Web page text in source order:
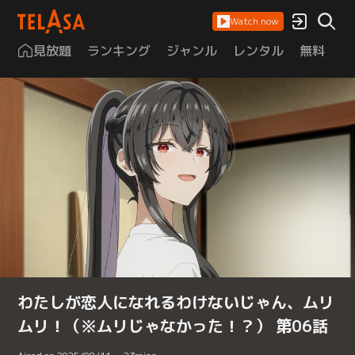
Watch now
見放題 ランキング ジャンル レンタル 無料
わたしが恋人になれるわけないじゃん、ムリ
ムリ！（※ムリじゃなかった！？） 第06話